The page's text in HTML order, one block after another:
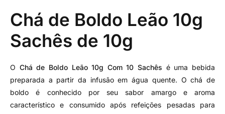
Chá de Boldo Leão 10g
Sachês de 10g
O Chá de Boldo Leão 10g Com 10 Sachês é uma bebida
preparada a partir da infusão em água quente. O chá de
boldo é conhecido por seu sabor amargo e aroma
característico e consumido após refeições pesadas para